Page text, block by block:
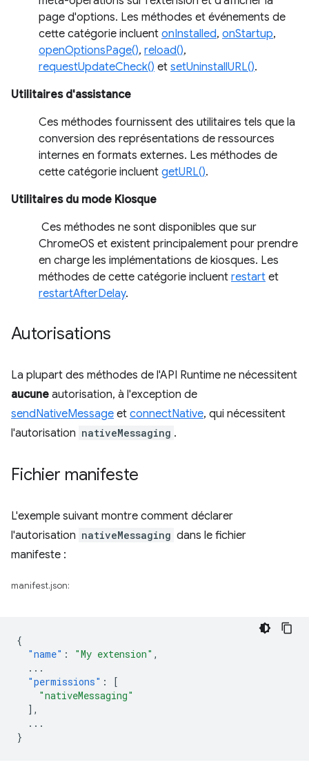
page d'options. Les méthodes et événements de
cette catégorie incluent onInstalled, onStartup,
openOptionsPage(), reload(),
requestUpdateCheck() et setUninstallURL().
Utilitaires d'assistance
Ces méthodes fournissent des utilitaires tels que la
conversion des représentations de ressources
internes en formats externes. Les méthodes de
cette catégorie incluent getURL().
Utilitaires du mode Kiosque
Ces méthodes ne sont disponibles que sur
ChromeOS et existent principalement pour prendre
en charge les implémentations de kiosques. Les
méthodes de cette catégorie incluent restart et
restartAfterDelay.
Autorisations
La plupart des méthodes de l'API Runtime ne nécessitent
aucune autorisation, à l'exception de
sendNativeMessage et connectNative, qui nécessitent
l'autorisation nativeMessaging .
Fichier manifeste
L'exemple suivant montre comment déclarer
l'autorisation nativeMessaging dans le fichier
manifeste :
manifest.json:
{
"name" : "My extension" ,
...
"permissions" :
[
"nativeMessaging"
],
...
}